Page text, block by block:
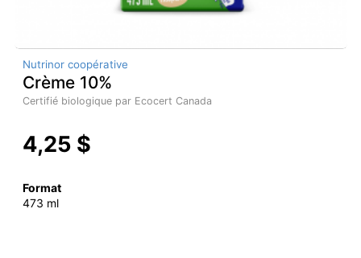
Nutrinor coopérative
Crème 10%
Certifié biologique par Ecocert Canada
4,25 $
Format
473 ml